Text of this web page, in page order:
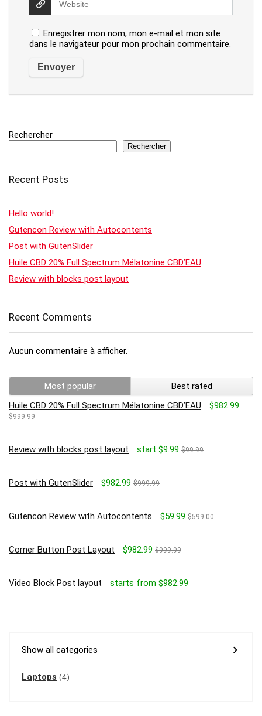
Enregistrer mon nom, mon e-mail et mon site
dans le navigateur pour mon prochain commentaire.
Rechercher
Rechercher
Recent Posts
Hello world!
Gutencon Review with Autocontents
Post with GutenSlider
Huile CBD 20% Full Spectrum Mélatonine CBD’EAU
Review with blocks post layout
Recent Comments
Aucun commentaire à afficher.
Most popular
Best rated
Huile CBD 20% Full Spectrum Mélatonine CBD’EAU
$982.99
$999.99
Review with blocks post layout start $9.99 $99.99
Post with GutenSlider $982.99 $999.99
Gutencon Review with Autocontents $59.99 $599.00
Corner Button Post Layout $982.99 $999.99
Video Block Post layout starts from $982.99
Show all categories
Laptops (4)